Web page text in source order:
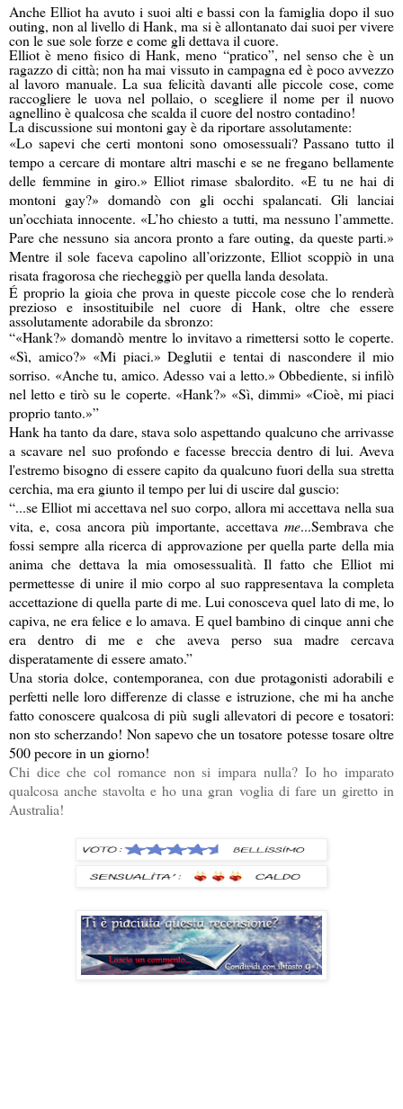
Anche Elliot ha avuto i suoi alti e bassi con la famiglia dopo il suo
outing, non al livello di Hank, ma si è allontanato dai suoi per vivere
con le sue sole forze e come gli dettava il cuore.
Elliot è meno fisico di Hank, meno “pratico”, nel senso che è un
ragazzo di città; non ha mai vissuto in campagna ed è poco avvezzo
al lavoro manuale. La sua felicità davanti alle piccole cose, come
raccogliere le uova nel pollaio, o scegliere il nome per il nuovo
agnellino è qualcosa che scalda il cuore del nostro contadino!
La discussione sui montoni gay è da riportare assolutamente:
«Lo sapevi che certi montoni sono omosessuali? Passano tutto il
tempo a cercare di montare altri maschi e se ne fregano bellamente
delle femmine in giro.» Elliot rimase sbalordito. «E tu ne hai di
montoni gay?» domandò con gli occhi spalancati. Gli lanciai
un’occhiata innocente. «L’ho chiesto a tutti, ma nessuno l’ammette.
Pare che nessuno sia ancora pronto a fare outing, da queste parti.»
Mentre il sole faceva capolino all’orizzonte, Elliot scoppiò in una
risata fragorosa che riecheggiò per quella landa desolata.
É proprio la gioia che prova in queste piccole cose che lo renderà
prezioso e insostituibile nel cuore di Hank, oltre che essere
assolutamente adorabile da sbronzo:
“«Hank?» domandò mentre lo invitavo a rimettersi sotto le coperte.
«Sì, amico?» «Mi piaci.» Deglutii e tentai di nascondere il mio
sorriso. «Anche tu, amico. Adesso vai a letto.» Obbediente, si infilò
nel letto e tirò su le coperte. «Hank?» «Sì, dimmi» «Cioè, mi piaci
proprio tanto.»”
Hank ha tanto da dare, stava solo aspettando qualcuno che arrivasse
a scavare nel suo profondo e facesse breccia dentro di lui. Aveva
l'estremo bisogno di essere capito da qualcuno fuori della sua stretta
cerchia, ma era giunto il tempo per lui di uscire dal guscio:
“...se Elliot mi accettava nel suo corpo, allora mi accettava nella sua
vita, e, cosa ancora più importante, accettava me...Sembrava che
fossi sempre alla ricerca di approvazione per quella parte della mia
anima che dettava la mia omosessualità. Il fatto che Elliot mi
permettesse di unire il mio corpo al suo rappresentava la completa
accettazione di quella parte di me. Lui conosceva quel lato di me, lo
capiva, ne era felice e lo amava. E quel bambino di cinque anni che
era dentro di me e che aveva perso sua madre cercava
disperatamente di essere amato.”
Una storia dolce, contemporanea, con due protagonisti adorabili e
perfetti nelle loro differenze di classe e istruzione, che mi ha anche
fatto conoscere qualcosa di più sugli allevatori di pecore e tosatori:
non sto scherzando! Non sapevo che un tosatore potesse tosare oltre
500 pecore in un giorno!
Chi dice che col romance non si impara nulla? Io ho imparato
qualcosa anche stavolta e ho una gran voglia di fare un giretto in
Australia!